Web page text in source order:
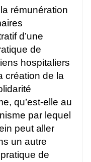
rémunération
d’une
de
hospitaliers
création de la
qu’est-elle au
par lequel
peut aller
un autre
de